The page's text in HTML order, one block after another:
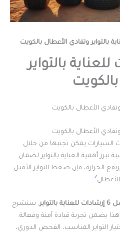
للعناية بالتواير
95% من حوادث السيارات يمكن تجنبها من خلال
تبرز أهمية العناية بالتواير لضمان
الحرارة، فإن ضغط التواير الأمثل
2
.
بالتواير
. سنشرح
يضمن تجربة قيادة آمنة وفعالة.
التواير المناسب، الفحص الدوري،